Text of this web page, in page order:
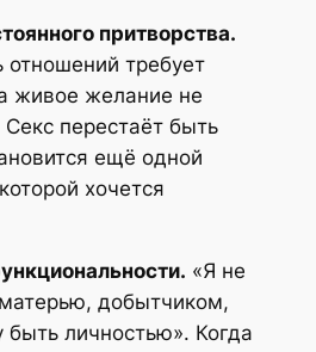
притворства.
требует
живое желание не
Секс перестаёт быть
ещё одной
хочется
«Я не
добытчиком,
быть личностью». Когда